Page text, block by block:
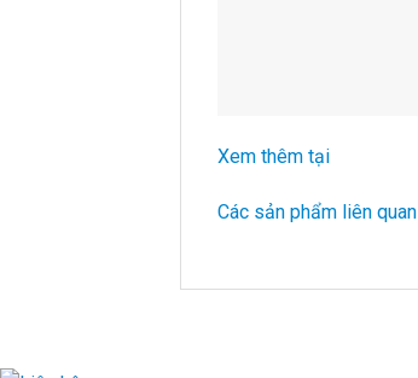
Xem thêm tại
Các sản phẩm liên quan